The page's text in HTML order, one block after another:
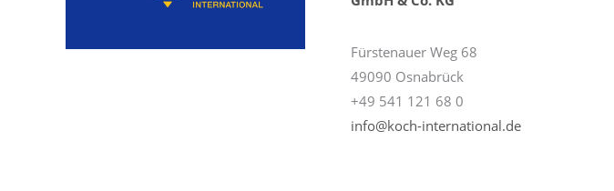
Fürstenauer Weg 68
49090 Osnabrück
+49 541 121 68 0
info@koch-international.de